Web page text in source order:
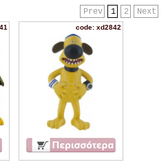
Next
2
1
Prev
code: xd2842